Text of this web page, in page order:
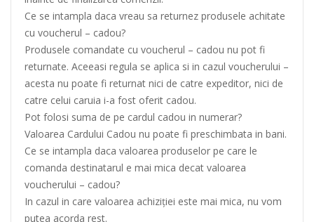
Ce se intampla daca vreau sa returnez produsele achitate
cu voucherul – cadou?
Produsele comandate cu voucherul – cadou nu pot fi
returnate. Aceeasi regula se aplica si in cazul voucherului –
acesta nu poate fi returnat nici de catre expeditor, nici de
catre celui caruia i-a fost oferit cadou.
Pot folosi suma de pe cardul cadou in numerar?
Valoarea Cardului Cadou nu poate fi preschimbata in bani.
Ce se intampla daca valoarea produselor pe care le
comanda destinatarul e mai mica decat valoarea
voucherului – cadou?
In cazul in care valoarea achiziției este mai mica, nu vom
putea acorda rest.